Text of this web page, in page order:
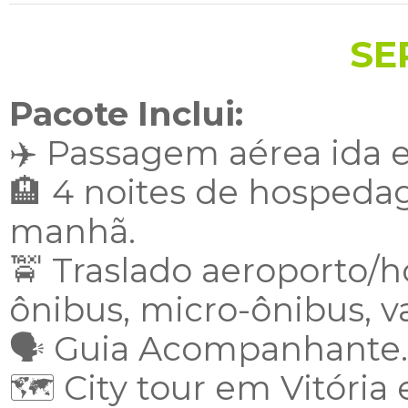
Pacote Inclui:
✈️ Passagem aérea ida
🏨 4 noites de
manhã.
🚖 Traslado aeroporto/
ônibus, micro-ônibus,
🗣️ Guia Acompanhante.
🗺️ City tour em Vitória